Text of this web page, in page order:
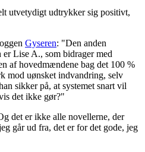
utvetydigt udtrykker sig positivt,
Gyseren: "Den anden
Lise A., som bidrager med
af hovedmændene bag det 100 %
mod uønsket indvandring, selv
sikker på, at systemet snart vil
det ikke gør?"
det er ikke alle novellerne, der
går ud fra, det er for det gode, jeg